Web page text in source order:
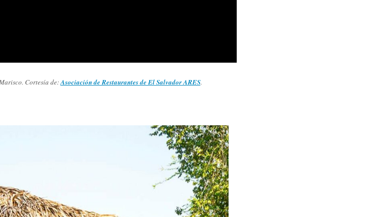
Cortesía de:Asociación de Restaurantes de El Salvador ARES.